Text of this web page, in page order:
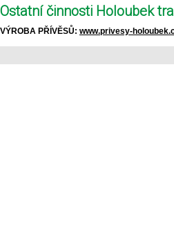
Ostatní činnosti Holoubek
VÝROBA PŘÍVĚSŮ: www.privesy-